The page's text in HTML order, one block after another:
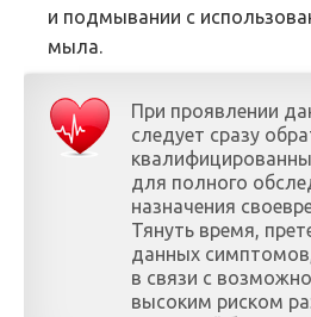
и подмывании с
мыла.
При проявлении
следует сразу
для полного
назначения
Тянуть время,
данных
в связи с
высоким риском